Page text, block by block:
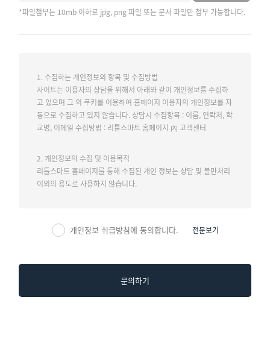
*파일첨부는 10mb 이하로 jpg, png 파일 또는 문서 파일만 첨부 가능합니다.
1. 수집하는 개인정보의 항목 및 수집방법
사이트는 이용자의 상담을 위해서 아래와 같이 개인정보를 수집하
고 있으며 그 외 쿠키를 이용하여 홈페이지 이용자의 개인정보를 자
동으로 수집하고 있지 않습니다. 상담시 수집항목 : 이름, 연락처, 학
교명, 이메일 수집방법 : 리틀스마트 홈페이지 內 고객센터
2. 개인정보의 수집 및 이용목적
리틀스마트 홈페이지를 통해 수집된 개인 정보는 상담 및 불만처리
이외의 용도로 사용하지 않습니다.
개인정보 취급방침에 동의합니다. 전문보기
문의하기